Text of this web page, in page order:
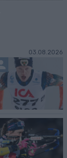
03.08.2026